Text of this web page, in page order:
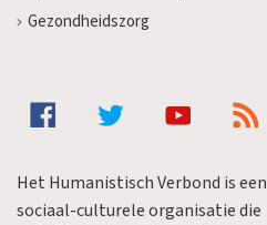
Gezondheidszorg
Het Humanistisch Verbond is een
sociaal-culturele organisatie die